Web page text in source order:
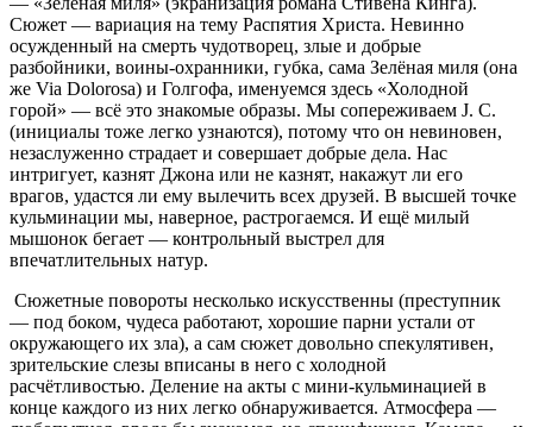
Сюжет — вариация на тему Распятия Христа. Невинно
осужденный на смерть чудотворец, злые и добрые
разбойники, воины-охранники, губка, сама Зелёная миля (она
же Via Dolorosa) и Голгофа, именуемся здесь «Холодной
горой» — всё это знакомые образы. Мы сопереживаем J. C.
(инициалы тоже легко узнаются), потому что он невиновен,
незаслуженно страдает и совершает добрые дела. Нас
интригует, казнят Джона или не казнят, накажут ли его
врагов, удастся ли ему вылечить всех друзей. В высшей точке
кульминации мы, наверное, растрогаемся. И ещё милый
мышонок бегает — контрольный выстрел для
впечатлительных натур.
Сюжетные повороты несколько искусственны (преступник
— под боком, чудеса работают, хорошие парни устали от
окружающего их зла), а сам сюжет довольно спекулятивен,
зрительские слезы вписаны в него с холодной
расчётливостью. Деление на акты с мини-кульминацией в
конце каждого из них легко обнаруживается. Атмосфера —